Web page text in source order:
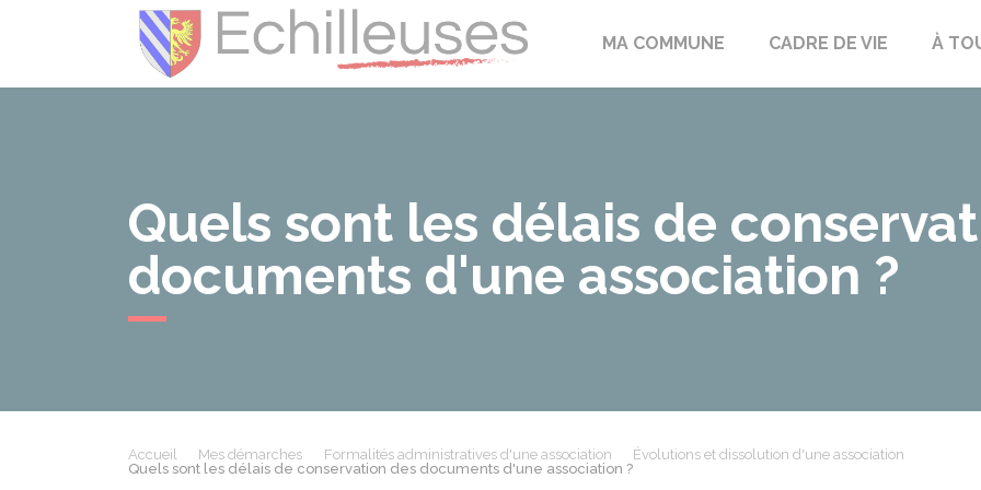
ÉchilleusesMA COMMUNE CADRE DE VIE À
Quels sont les délais de
documents d'une association ?
Accueil Mes démarches Formalités administratives d'une association
Évolutions et dissolution d'une association
Quels sont les délais de conservation des documents d'une association ?